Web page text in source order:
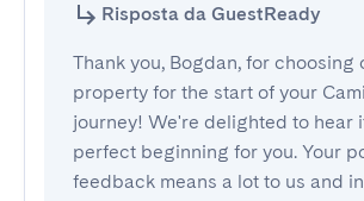
Risposta da GuestReady
Thank you, Bogdan, for choosing
property for the start of your
journey! We're delighted to hear
perfect beginning for you. Your
feedback means a lot to us and